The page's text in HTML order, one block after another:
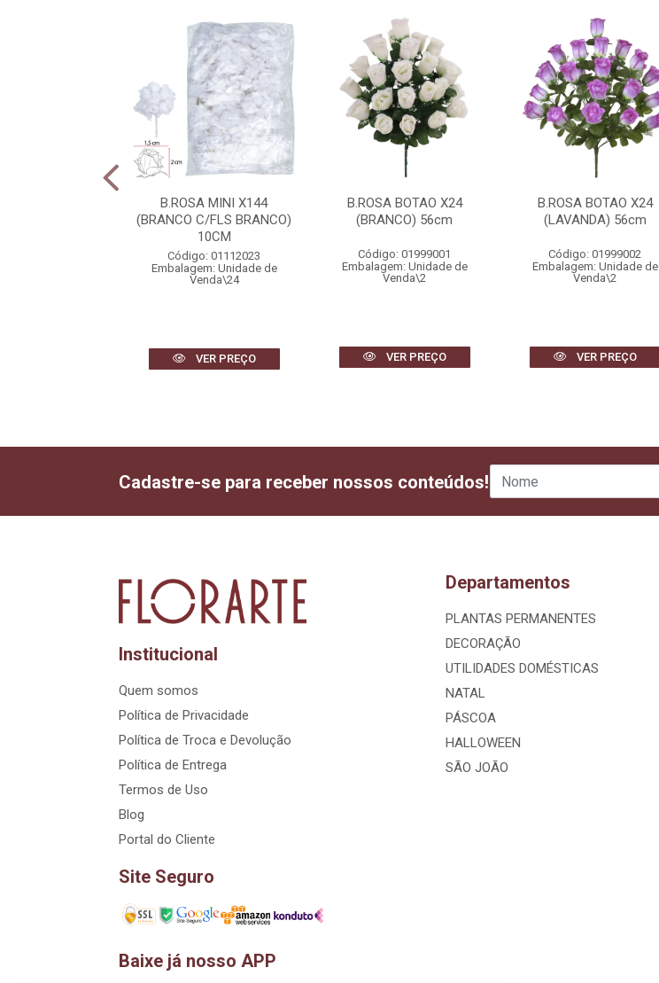
B.ROSA MINI X144
(BRANCO C/FLS BRANCO)
10CM
Código: 01112023
Embalagem: Unidade de
Venda\24
VER PREÇO
B.ROSA BOTAO X24
(BRANCO) 56cm
Código: 01999001
Embalagem: Unidade de
Venda\2
VER PREÇO
B.ROSA BOTAO X24
(LAVANDA) 56cm
Código: 01999002
Embalagem: Unidade de
Venda\2
VER PREÇO
Cadastre-se para receber nossos conteúdos!
Institucional
Quem somos
Política de Privacidade
Política de Troca e Devolução
Política de Entrega
Termos de Uso
Blog
Portal do Cliente
Site Seguro
Baixe já nosso APP
Departamentos
PLANTAS PERMANENTES
DECORAÇÃO
UTILIDADES DOMÉSTICAS
NATAL
PÁSCOA
HALLOWEEN
SÃO JOÃO